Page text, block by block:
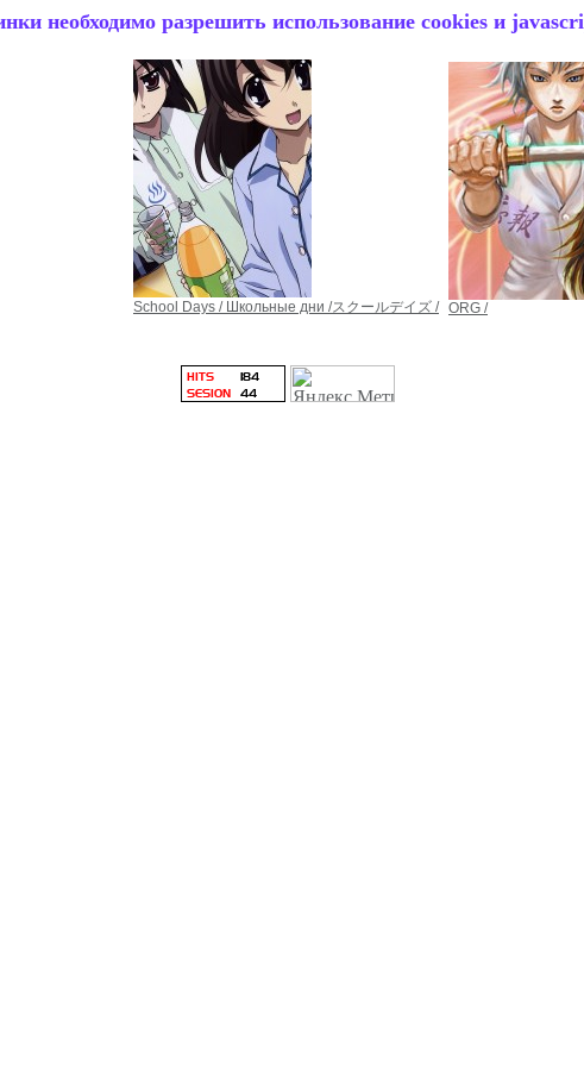
необходимо разрешить использование cookies и
School Days / Школьные дни /スクールデイズ / ORG /